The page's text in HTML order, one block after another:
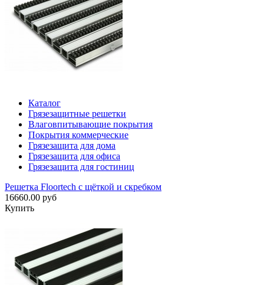
Каталог
Грязезащитные решетки
Влаговпитывающие покрытия
Покрытия коммерческие
Грязезащита для дома
Грязезащита для офиса
Грязезащита для гостиниц
Решетка Floortech с щёткой и скребком
16660.00 руб
Купить